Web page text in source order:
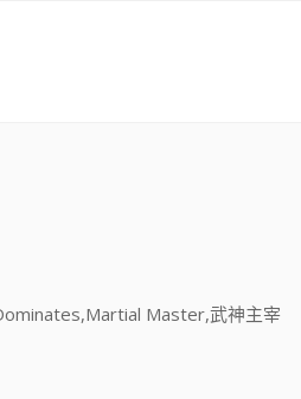
Master,武神主宰